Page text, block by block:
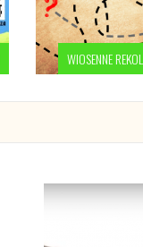
WIOSENNE